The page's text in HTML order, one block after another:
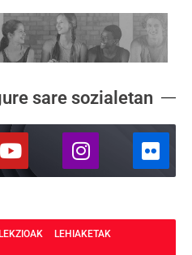
sare sozialetan
LEHIAKETAK